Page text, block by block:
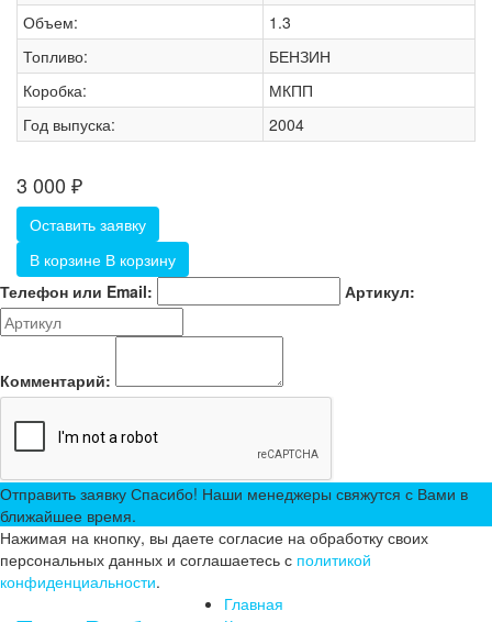
Объем:
1.3
Топливо:
БЕНЗИН
Коробка:
МКПП
Год выпуска:
2004
3 000 ₽
Оставить заявку
В корзине В корзину
Телефон или Email:
Артикул:
Комментарий:
Отправить заявку Спасибо! Наши менеджеры свяжутся с Вами в
ближайшее время.
Нажимая на кнопку, вы даете согласие на обработку своих
персональных данных и соглашаетесь с политикой
конфиденциальности.
Главная